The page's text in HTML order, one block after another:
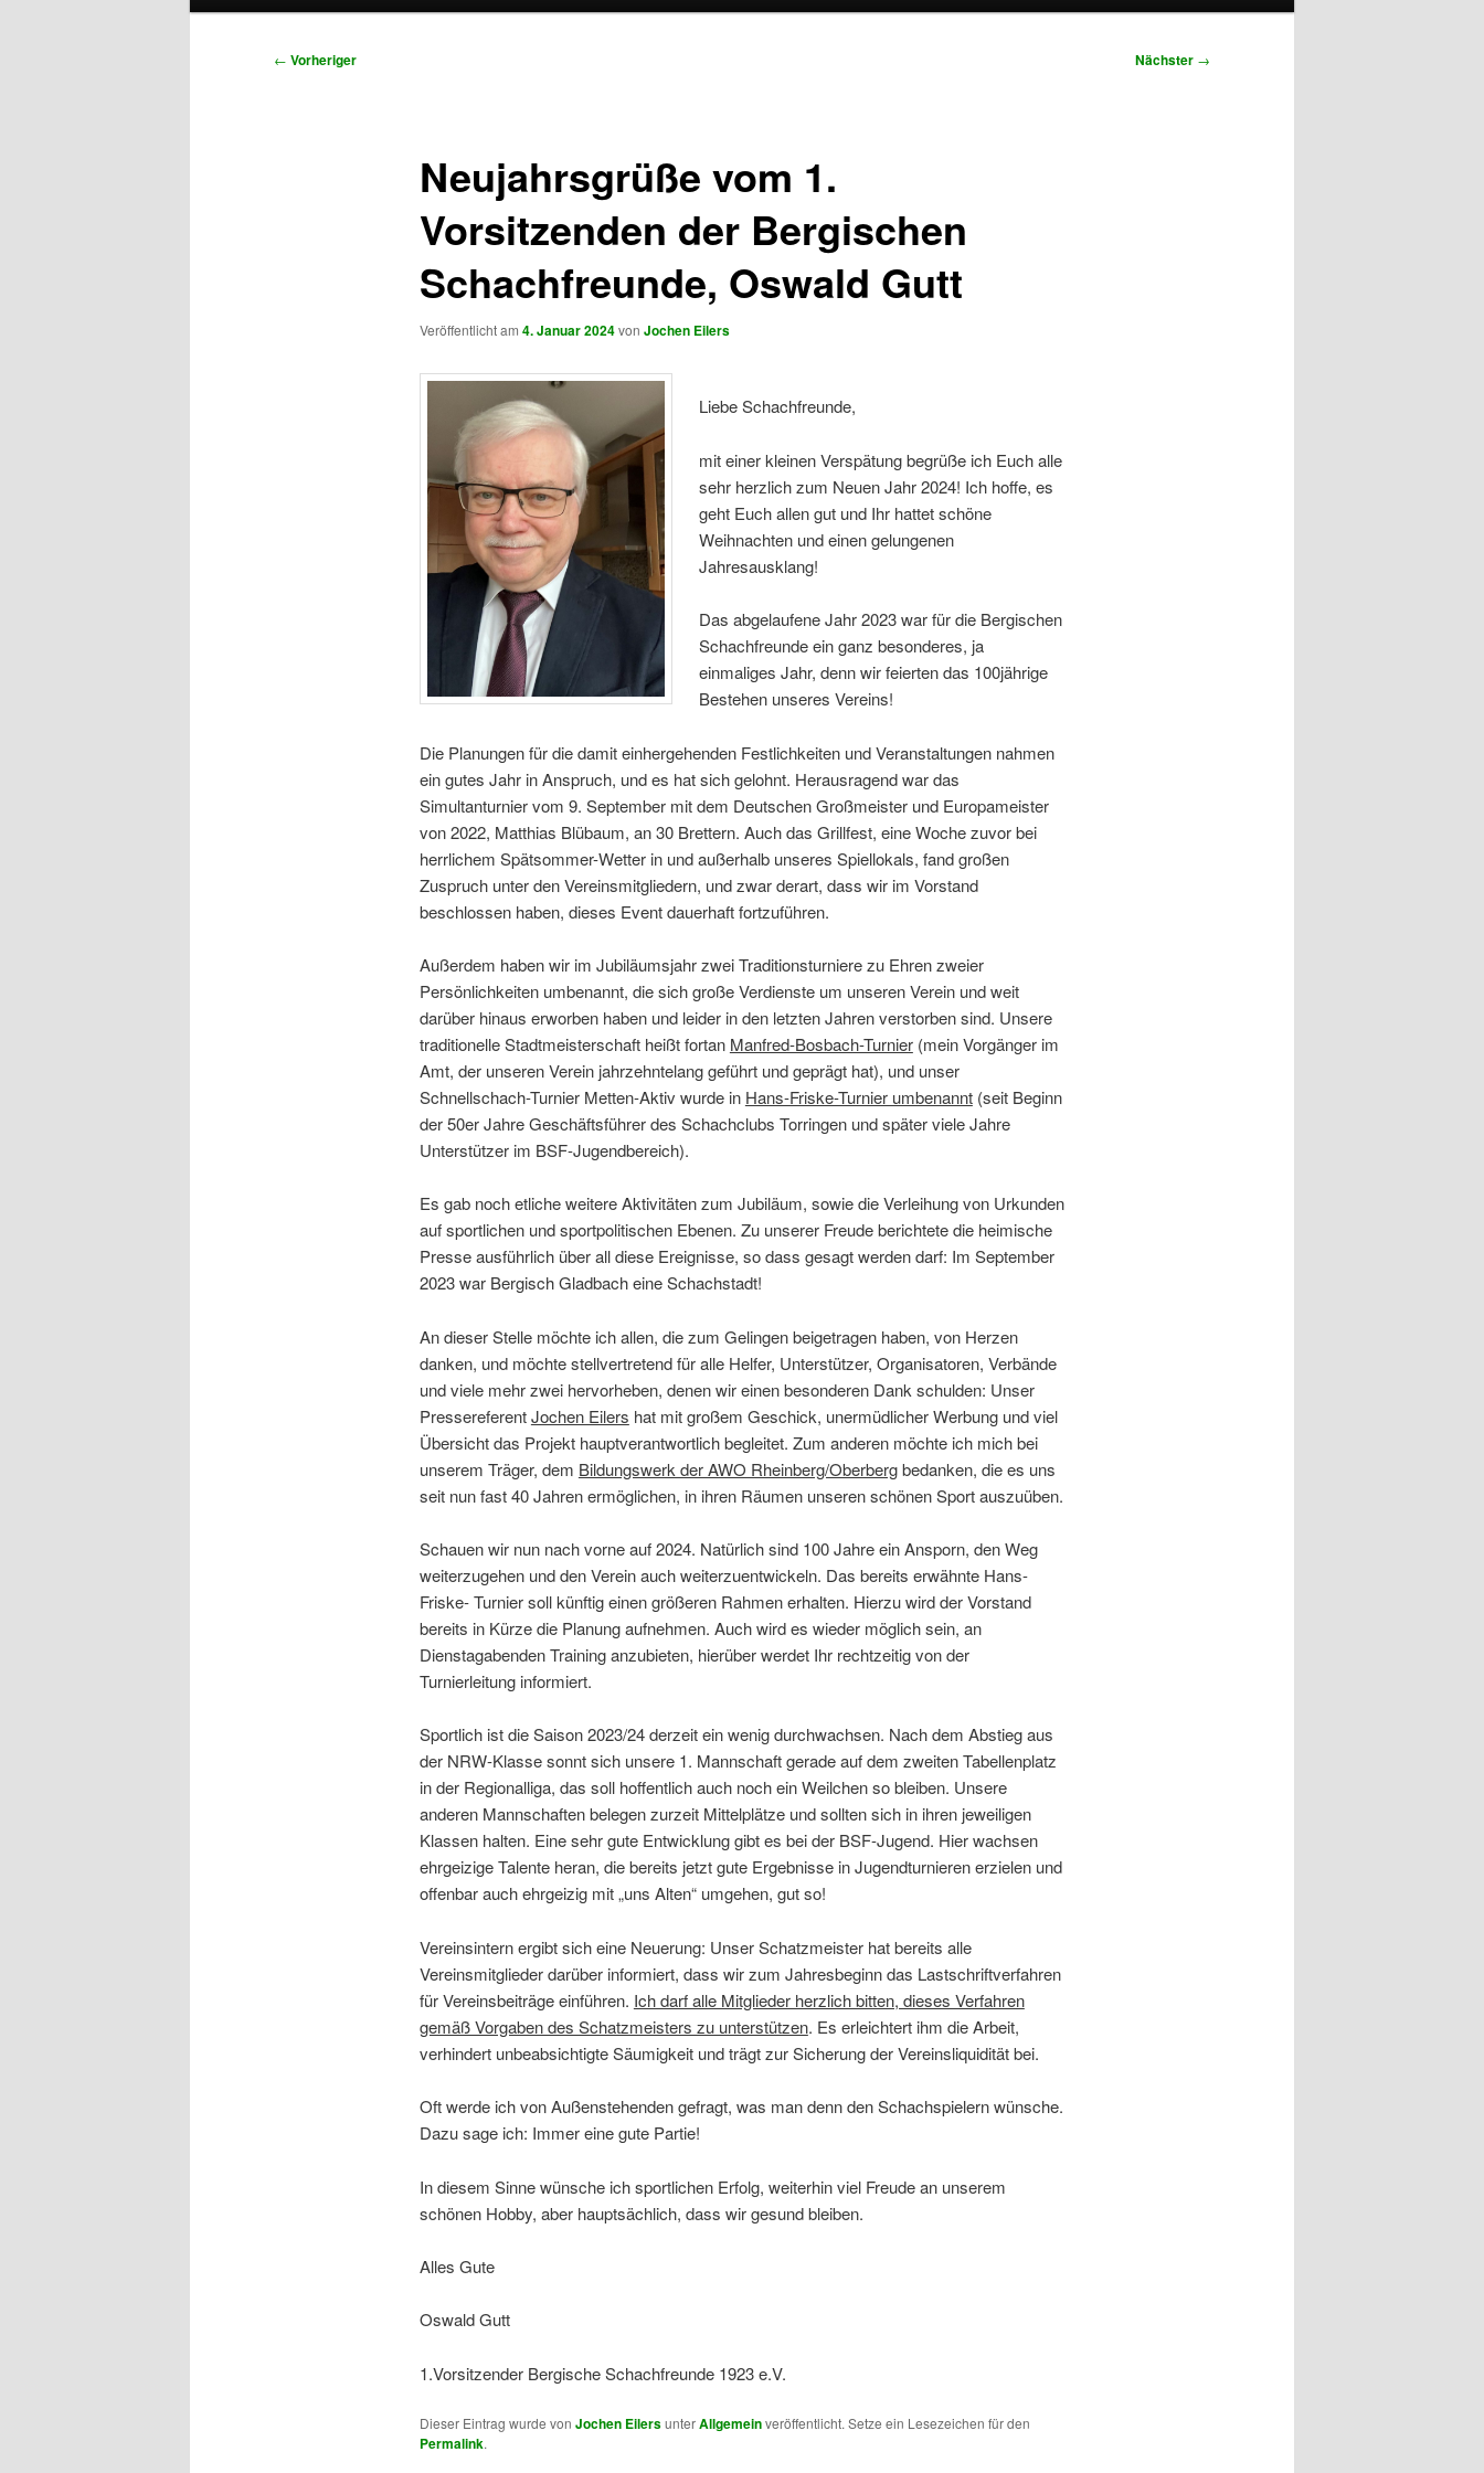
Beitragsnavigation
← Vorheriger Nächster →
Neujahrsgrüße vom 1.
Vorsitzenden der Bergischen
Schachfreunde, Oswald Gutt
Veröffentlicht am 4. Januar 2024von Jochen Eilers
Liebe Schachfreunde,
mit einer kleinen Verspätung begrüße ich Euch alle
sehr herzlich zum Neuen Jahr 2024! Ich hoffe, es
geht Euch allen gut und Ihr hattet schöne
Weihnachten und einen gelungenen
Jahresausklang!
Das abgelaufene Jahr 2023 war für die Bergischen
Schachfreunde ein ganz besonderes, ja
einmaliges Jahr, denn wir feierten das 100jährige
Bestehen unseres Vereins!
Die Planungen für die damit einhergehenden Festlichkeiten und Veranstaltungen nahmen
ein gutes Jahr in Anspruch, und es hat sich gelohnt. Herausragend war das
Simultanturnier vom 9. September mit dem Deutschen Großmeister und Europameister
von 2022, Matthias Blübaum, an 30 Brettern. Auch das Grillfest, eine Woche zuvor bei
herrlichem Spätsommer-Wetter in und außerhalb unseres Spiellokals, fand großen
Zuspruch unter den Vereinsmitgliedern, und zwar derart, dass wir im Vorstand
beschlossen haben, dieses Event dauerhaft fortzuführen.
Außerdem haben wir im Jubiläumsjahr zwei Traditionsturniere zu Ehren zweier
Persönlichkeiten umbenannt, die sich große Verdienste um unseren Verein und weit
darüber hinaus erworben haben und leider in den letzten Jahren verstorben sind. Unsere
traditionelle Stadtmeisterschaft heißt fortan Manfred-Bosbach-Turnier(mein Vorgänger im
Amt, der unseren Verein jahrzehntelang geführt und geprägt hat), und unser
Schnellschach-Turnier Metten-Aktiv wurde in Hans-Friske-Turnier umbenannt(seit Beginn
der 50er Jahre Geschäftsführer des Schachclubs Torringen und später viele Jahre
Unterstützer im BSF-Jugendbereich).
Es gab noch etliche weitere Aktivitäten zum Jubiläum, sowie die Verleihung von Urkunden
auf sportlichen und sportpolitischen Ebenen. Zu unserer Freude berichtete die heimische
Presse ausführlich über all diese Ereignisse, so dass gesagt werden darf: Im September
2023 war Bergisch Gladbach eine Schachstadt!
An dieser Stelle möchte ich allen, die zum Gelingen beigetragen haben, von Herzen
danken, und möchte stellvertretend für alle Helfer, Unterstützer, Organisatoren, Verbände
und viele mehr zwei hervorheben, denen wir einen besonderen Dank schulden: Unser
PressereferentJochen Eilers hat mit großem Geschick, unermüdlicher Werbung und viel
Übersicht das Projekt hauptverantwortlich begleitet. Zum anderen möchte ich mich bei
unserem Träger, dem Bildungswerk der AWO Rheinberg/Oberbergbedanken, die es uns
seit nun fast 40 Jahren ermöglichen, in ihren Räumen unseren schönen Sport auszuüben.
Schauen wir nun nach vorne auf 2024. Natürlich sind 100 Jahre ein Ansporn, den Weg
weiterzugehen und den Verein auch weiterzuentwickeln. Das bereits erwähnte Hans-
Friske- Turnier soll künftig einen größeren Rahmen erhalten. Hierzu wird der Vorstand
bereits in Kürze die Planung aufnehmen. Auch wird es wieder möglich sein, an
Dienstagabenden Training anzubieten, hierüber werdet Ihr rechtzeitig von der
Turnierleitung informiert.
Sportlich ist die Saison 2023/24 derzeit ein wenig durchwachsen. Nach dem Abstieg aus
der NRW-Klasse sonnt sich unsere 1. Mannschaft gerade auf dem zweiten Tabellenplatz
in der Regionalliga, das soll hoffentlich auch noch ein Weilchen so bleiben. Unsere
anderen Mannschaften belegen zurzeit Mittelplätze und sollten sich in ihren jeweiligen
Klassen halten. Eine sehr gute Entwicklung gibt es bei der BSF-Jugend. Hier wachsen
ehrgeizige Talente heran, die bereits jetzt gute Ergebnisse in Jugendturnieren erzielen und
offenbar auch ehrgeizig mit „uns Alten“ umgehen, gut so!
Vereinsintern ergibt sich eine Neuerung: Unser Schatzmeister hat bereits alle
Vereinsmitglieder darüber informiert, dass wir zum Jahresbeginn das Lastschriftverfahren
für Vereinsbeiträge einführen. Ich darf alle Mitglieder herzlich bitten, dieses Verfahren
gemäß Vorgaben des Schatzmeisters zu unterstützen. Es erleichtert ihm die Arbeit,
verhindert unbeabsichtigte Säumigkeit und trägt zur Sicherung der Vereinsliquidität bei.
Oft werde ich von Außenstehenden gefragt, was man denn den Schachspielern wünsche.
Dazu sage ich: Immer eine gute Partie!
In diesem Sinne wünsche ich sportlichen Erfolg, weiterhin viel Freude an unserem
schönen Hobby, aber hauptsächlich, dass wir gesund bleiben.
Alles Gute
Oswald Gutt
1.Vorsitzender Bergische Schachfreunde 1923 e.V.
Dieser Eintrag wurde von Jochen EilersunterAllgemeinveröffentlicht. Setze ein Lesezeichen für den
Permalink.